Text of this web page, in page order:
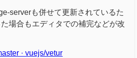
serverも併せて更新されているた
場合もエディタでの補完などが改
· vuejs/vetur